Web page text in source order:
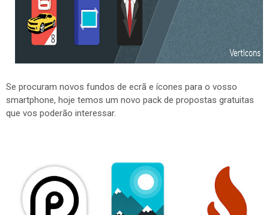
Se procuram novos fundos de ecrã e ícones para o vosso
smartphone, hoje temos um novo pack de propostas gratuitas
que vos poderão interessar.